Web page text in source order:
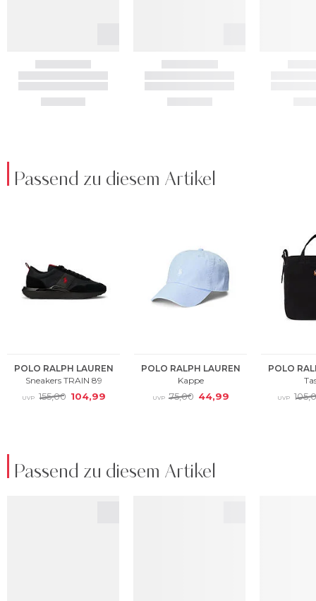
Passend zu diesem Artikel
Passend zu diesem Artikel